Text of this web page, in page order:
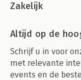
Zakelijk
Altijd op de
Schrijf u in voor
met relevante
events en de